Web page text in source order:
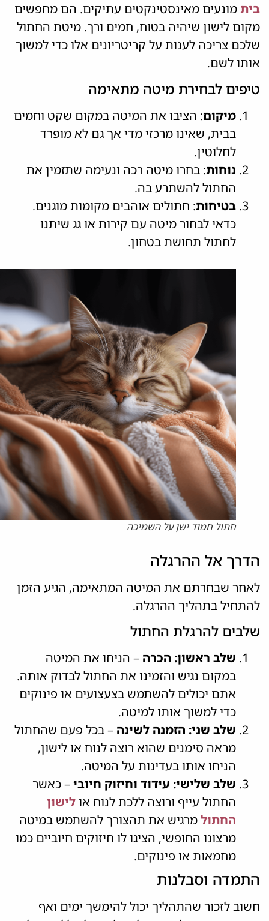
ביתמונעים מאינסטינקטים עתיקים. הם מחפשים
מקום לישון שיהיה בטוח, חמים ורך. מיטת החתול
שלכם צריכה לענות על קריטריונים אלו כדי למשוך
אותו לשם.
טיפים לבחירת מיטה מתאימה
מיקום: הציבו את המיטה במקום שקט וחמים
בבית, שאינו מרכזי מדי אך גם לא מופרד
לחלוטין.
נוחות: בחרו מיטה רכה ונעימה שתזמין את
החתול להשתרע בה.
בטיחות: חתולים אוהבים מקומות מוגנים.
כדאי לבחור מיטה עם קירות או גג שיתנו
לחתול תחושת בטחון.
חתול חמוד ישן על השמיכה
הדרך אל ההרגלה
לאחר שבחרתם את המיטה המתאימה, הגיע הזמן
להתחיל בתהליך ההרגלה.
שלבים להרגלת החתול
שלב ראשון: הכרה – הניחו את המיטה
במקום נגיש והזמינו את החתול לבדוק אותה.
אתם יכולים להשתמש בצעצועים או פינוקים
כדי למשוך אותו למיטה.
שלב שני: הזמנה לשינה – בכל פעם שהחתול
מראה סימנים שהוא רוצה לנוח או לישון,
הניחו אותו בעדינות על המיטה.
שלב שלישי: עידוד וחיזוק חיובי– כאשר
החתול עייף ורוצה ללכת לנוח אולישון
החתולמרגיש את תהצורך להשתמש במיטה
מרצונו החופשי, הציגו לו חיזוקים חיוביים כמו
מחמאות או פינוקים.
התמדה וסבלנות
חשוב לזכור שהתהליך יכול להימשך ימים ואף